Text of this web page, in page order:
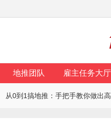
地推团队 雇主任务大厅
从0到1搞地推：手把手教你做出